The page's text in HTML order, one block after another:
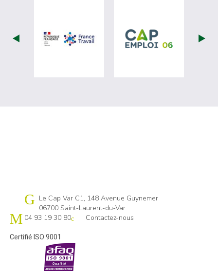
visiter les site de France Travailvisiter les
Cap emploi 06
Le Cap Var C1, 148 Avenue Guynemer
06700 Saint-Laurent-du-Var
04 93 19 30 80
Contactez-nous
Certifié ISO 9001